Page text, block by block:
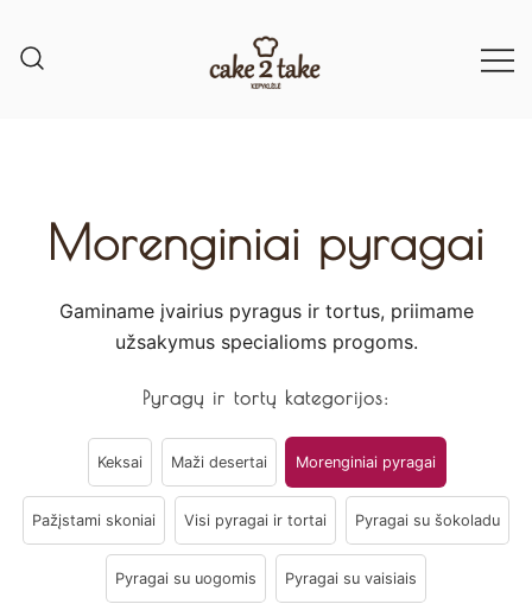
Morenginiai pyragai
Gaminame įvairius pyragus ir tortus, priimame
užsakymus specialioms progoms.​
Pyragų ir tortų kategorijos:
Keksai Maži desertai Morenginiai pyragai
Pažįstami skoniai Visi pyragai ir tortai Pyragai su šokoladu
Pyragai su uogomis Pyragai su vaisiais